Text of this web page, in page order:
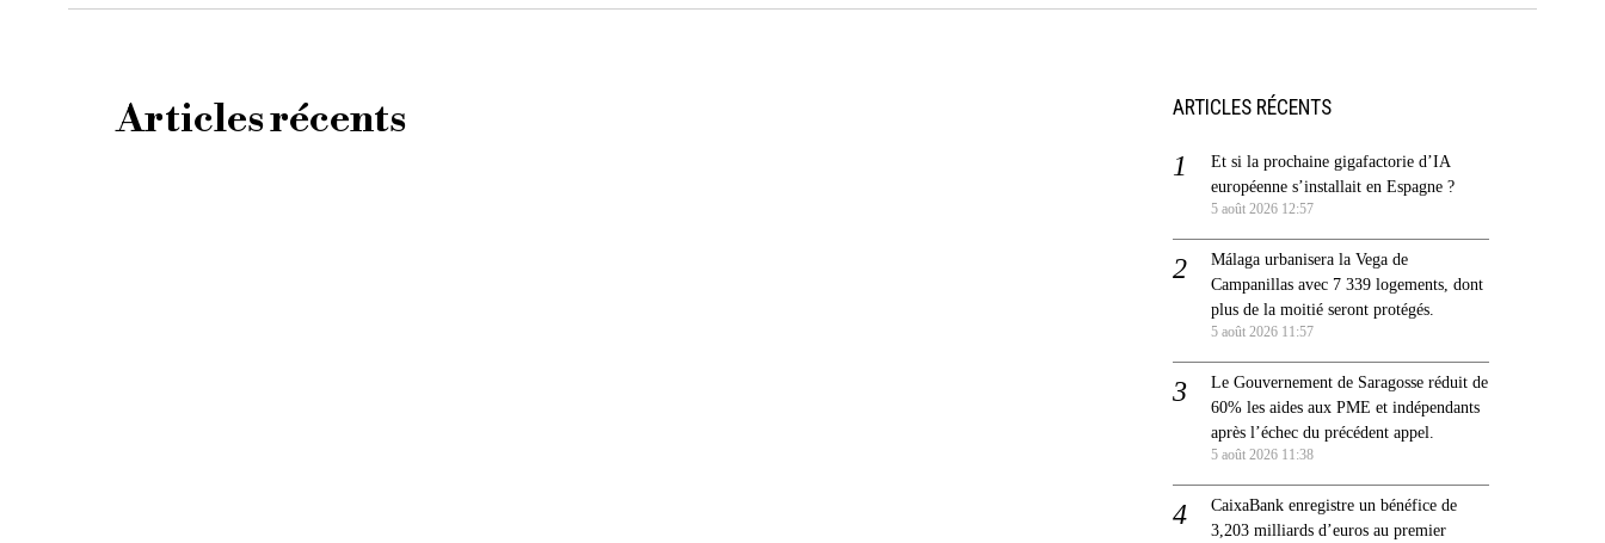
Articles récents ARTICLES RÉCENTS
Et si la prochaine gigafactorie d’IA
européenne s’installait en Espagne ?
5 août 2026 12:57
Málaga urbanisera la Vega de
Campanillas avec 7 339 logements, dont
plus de la moitié seront protégés.
5 août 2026 11:57
Le Gouvernement de Saragosse réduit de
60% les aides aux PME et indépendants
après l’échec du précédent appel.
5 août 2026 11:38
CaixaBank enregistre un bénéfice de
3,203 milliards d’euros au premier